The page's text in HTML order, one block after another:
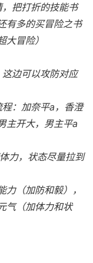
把打折的技能书
有多的买冒险之书
大冒险）
边可以攻防对应
：加奈平a，香澄
主开大，男主平a
力，状态尽量拉到
（加防和毅），
气（加体力和状